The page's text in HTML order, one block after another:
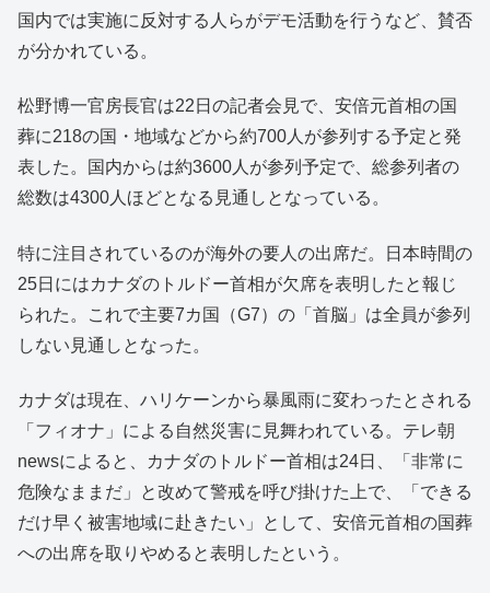
国内では実施に反対する人らがデモ活動を行うなど、賛否
が分かれている。
松野博一官房長官は22日の記者会見で、安倍元首相の国
葬に218の国・地域などから約700人が参列する予定と発
表した。国内からは約3600人が参列予定で、総参列者の
総数は4300人ほどとなる見通しとなっている。
特に注目されているのが海外の要人の出席だ。日本時間の
25日にはカナダのトルドー首相が欠席を表明したと報じ
られた。これで主要7カ国（G7）の「首脳」は全員が参列
しない見通しとなった。
カナダは現在、ハリケーンから暴風雨に変わったとされる
「フィオナ」による自然災害に見舞われている。テレ朝
newsによると、カナダのトルドー首相は24日、「非常に
危険なままだ」と改めて警戒を呼び掛けた上で、「できる
だけ早く被害地域に赴きたい」として、安倍元首相の国葬
への出席を取りやめると表明したという。